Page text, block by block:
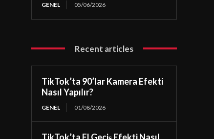
GENEL 05/06/2026
Recent articles
TikTok’ta 90’lar Kamera Efekti
Nasıl Yapılır?
GENEL 01/08/2026